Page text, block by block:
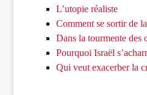
L’utopie réaliste
Comment se sortir de
Dans la tourmente des
Pourquoi Israël
Qui veut exacerber la